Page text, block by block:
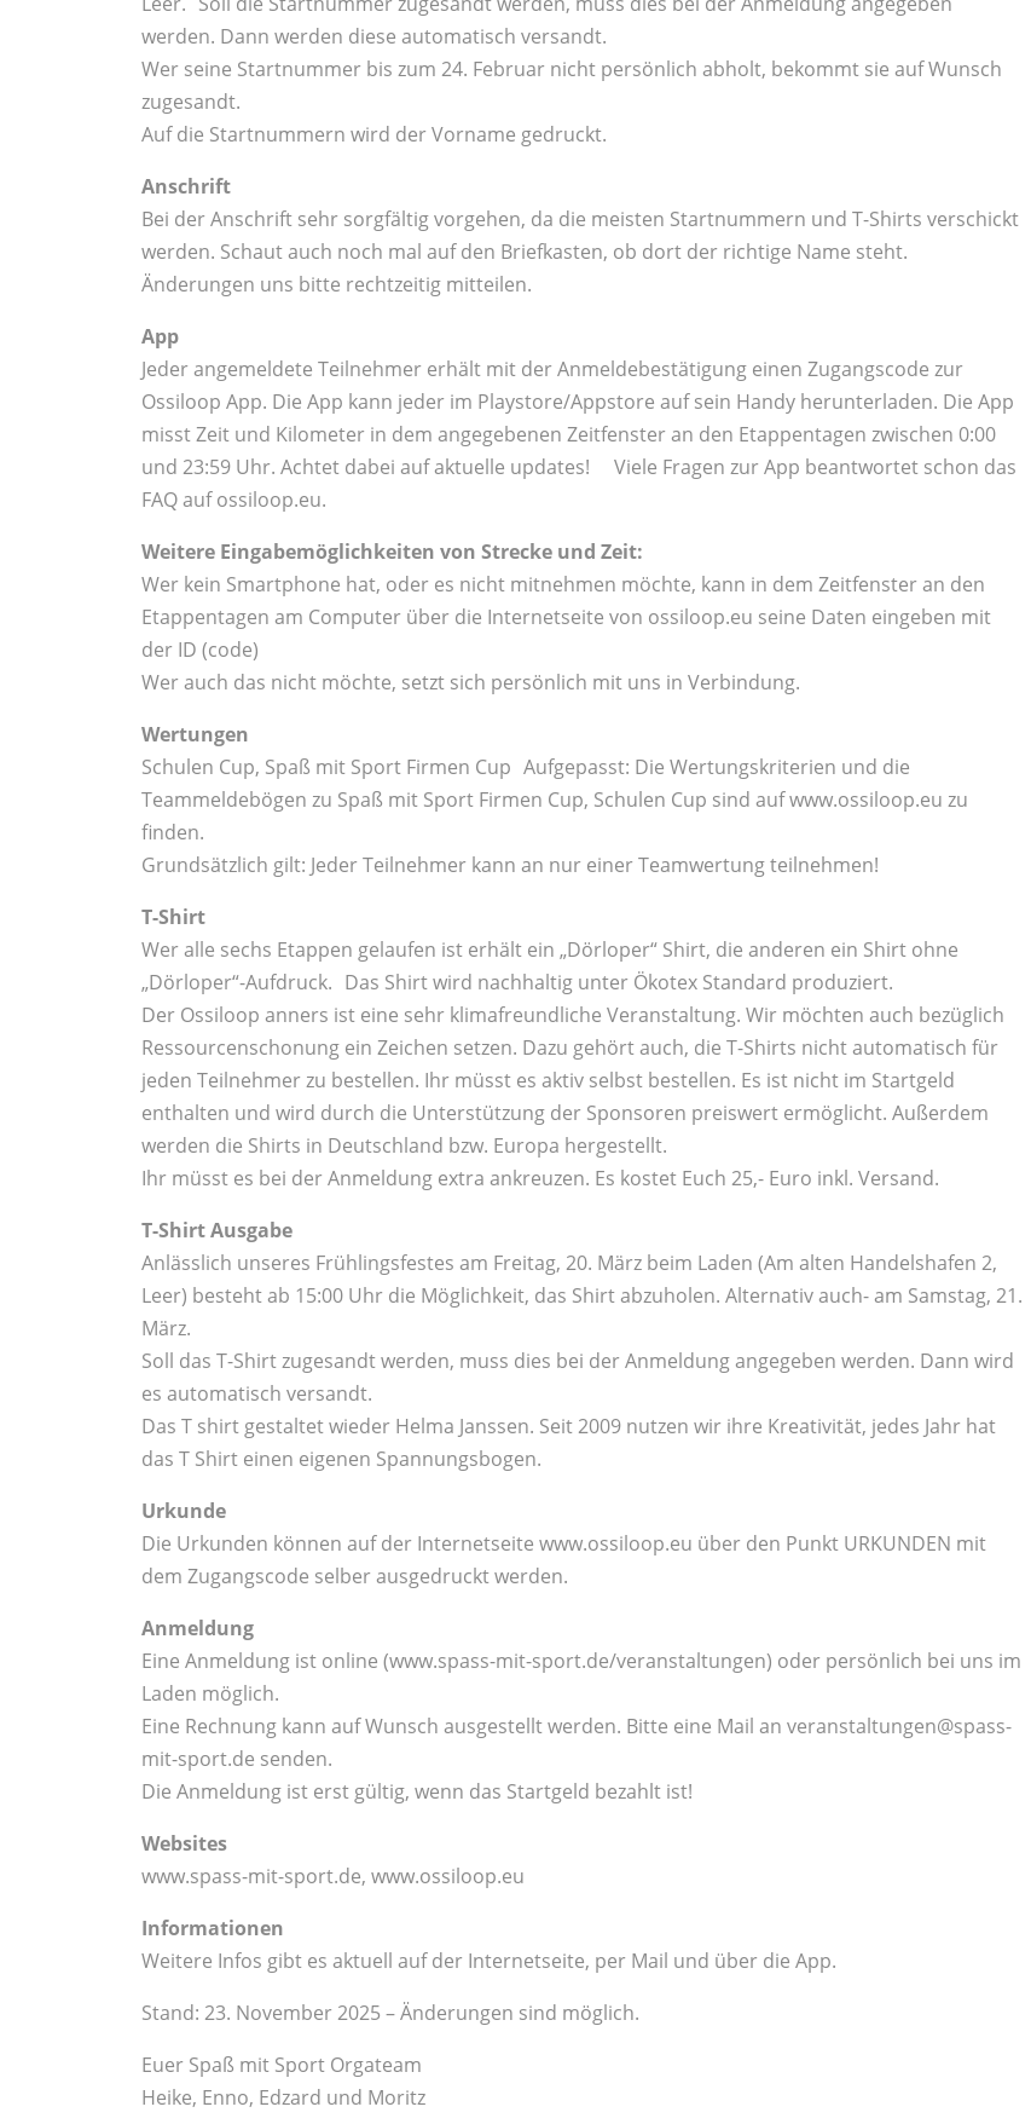
werden. Dann werden diese automatisch versandt.
Wer seine Startnummer bis zum 24. Februar nicht persönlich abholt, bekommt sie auf Wunsch
zugesandt.
Auf die Startnummern wird der Vorname gedruckt.
Anschrift
Bei der Anschrift sehr sorgfältig vorgehen, da die meisten Startnummern und T-Shirts verschickt
werden. Schaut auch noch mal auf den Briefkasten, ob dort der richtige Name steht.
Änderungen uns bitte rechtzeitig mitteilen.
App
Jeder angemeldete Teilnehmer erhält mit der Anmeldebestätigung einen Zugangscode zur
Ossiloop App. Die App kann jeder im Playstore/Appstore auf sein Handy herunterladen. Die App
misst Zeit und Kilometer in dem angegebenen Zeitfenster an den Etappentagen zwischen 0:00
und 23:59 Uhr. Achtet dabei auf aktuelle updates! Viele Fragen zur App beantwortet schon das
FAQ auf ossiloop.eu.
Weitere Eingabemöglichkeiten von Strecke und Zeit:
Wer kein Smartphone hat, oder es nicht mitnehmen möchte, kann in dem Zeitfenster an den
Etappentagen am Computer über die Internetseite von ossiloop.eu seine Daten eingeben mit
der ID (code)
Wer auch das nicht möchte, setzt sich persönlich mit uns in Verbindung.
Wertungen
Schulen Cup, Spaß mit Sport Firmen Cup Aufgepasst: Die Wertungskriterien und die
Teammeldebögen zu Spaß mit Sport Firmen Cup, Schulen Cup sind auf www.ossiloop.eu zu
finden.
Grundsätzlich gilt: Jeder Teilnehmer kann an nur einer Teamwertung teilnehmen!
T-Shirt
Wer alle sechs Etappen gelaufen ist erhält ein „Dörloper“ Shirt, die anderen ein Shirt ohne
„Dörloper“-Aufdruck. Das Shirt wird nachhaltig unter Ökotex Standard produziert.
Der Ossiloop anners ist eine sehr klimafreundliche Veranstaltung. Wir möchten auch bezüglich
Ressourcenschonung ein Zeichen setzen. Dazu gehört auch, die T-Shirts nicht automatisch für
jeden Teilnehmer zu bestellen. Ihr müsst es aktiv selbst bestellen. Es ist nicht im Startgeld
enthalten und wird durch die Unterstützung der Sponsoren preiswert ermöglicht. Außerdem
werden die Shirts in Deutschland bzw. Europa hergestellt.
Ihr müsst es bei der Anmeldung extra ankreuzen. Es kostet Euch 25,- Euro inkl. Versand.
T-Shirt Ausgabe
Anlässlich unseres Frühlingsfestes am Freitag, 20. März beim Laden (Am alten Handelshafen 2,
Leer) besteht ab 15:00 Uhr die Möglichkeit, das Shirt abzuholen. Alternativ auch- am Samstag, 21.
März.
Soll das T-Shirt zugesandt werden, muss dies bei der Anmeldung angegeben werden. Dann wird
es automatisch versandt.
Das T shirt gestaltet wieder Helma Janssen. Seit 2009 nutzen wir ihre Kreativität, jedes Jahr hat
das T Shirt einen eigenen Spannungsbogen.
Urkunde
Die Urkunden können auf der Internetseite www.ossiloop.eu über den Punkt URKUNDEN mit
dem Zugangscode selber ausgedruckt werden.
Anmeldung
Eine Anmeldung ist online (www.spass-mit-sport.de/veranstaltungen) oder persönlich bei uns im
Laden möglich.
Eine Rechnung kann auf Wunsch ausgestellt werden. Bitte eine Mail an veranstaltungen@spass-
mit-sport.de senden.
Die Anmeldung ist erst gültig, wenn das Startgeld bezahlt ist!
Websites
www.spass-mit-sport.de, www.ossiloop.eu
Informationen
Weitere Infos gibt es aktuell auf der Internetseite, per Mail und über die App.
Stand: 23. November 2025 – Änderungen sind möglich.
Euer Spaß mit Sport Orgateam
Heike, Enno, Edzard und Moritz